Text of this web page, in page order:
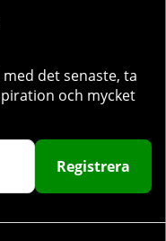
det senaste, ta
och mycket
Registrera